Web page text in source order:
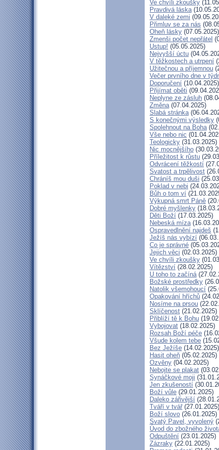
Ve chvíli zkoušky
Pravdivá láska
V daleké zemi
Přimluv se za nás
Oheň lásky (07.05.2025)
Zmenši počet nepřátel
Ustup! (05.05.2025)
Nejvyšší úctu
V těžkostech a utrpení
Užitečnou a příjemnou
Večer prvního dne v
Doporučení (10.04.2025)
Přijímat oběti
Neplyne ze zásluh
Změna(07.04.2025)
Slabá stránka
S konečnými výsledky
Spolehnout na Boha
Vše nebo nic
Teologicky (31.03.2025)
Nic mocnějšího
Příležitost k růstu
Odvrácení těžkostí
Svatost a trpělivost
Chráníš mou duši
Poklad v nebi
Bůh o tom ví
Výkupná smrt Páně
Dobré myšlenky
Děti Boží (17.03.2025)
Nebeská míza
Ospravedlnění najdeš
Ježíš nás vybízí
Co je správné
Jejich věci (02.03.2025)
Ve chvíli zkoušky
Vítězství (28.02.2025)
U toho to začíná
Božské prostředky
Natolik všemohoucí
Opakování hříchů
Nosíme na prsou
Sklíčenost (21.02.2025)
Přiblíží tě k Bohu
Vybojovat (18.02.2025)
Rozsah Boží péče
Všude kolem tebe
Bez Ježíše (14.02.2025)
Hasit oheň (05.02.2025)
Ozvěny (04.02.2025)
Nebojte se plakat
Synáčkové moji
Jen zkušeností
Boží vůle (29.01.2025)
Daleko zářivější
Tváří v tvář(27.01.2025)
Boží slovo (26.01.2025)
Svatý Pavel, vyvolený
Úvod do zbožného
Odpuštění (23.01.2025)
Zázraky (22.01.2025)